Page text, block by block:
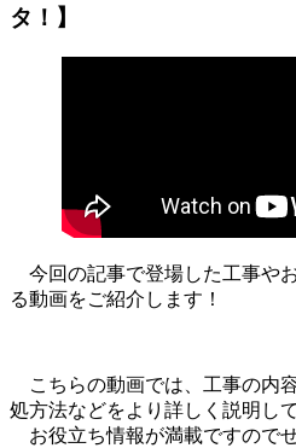
タ！】
今回の記事で登場した工事や
る動画をご紹介します！
こちらの動画では、工事の内
処方法などをより詳しく説明し
お役立ち情報が満載ですので